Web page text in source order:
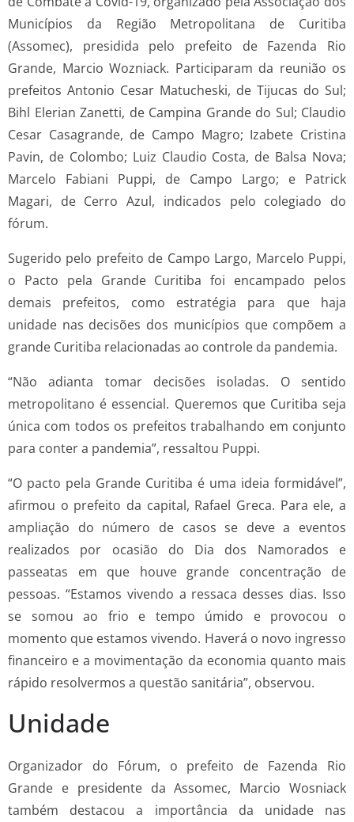
Municípios da Região Metropolitana de Curitiba
(Assomec), presidida pelo prefeito de Fazenda Rio
Grande, Marcio Wozniack. Participaram da reunião os
prefeitos Antonio Cesar Matucheski, de Tijucas do Sul;
Bihl Elerian Zanetti, de Campina Grande do Sul; Claudio
Cesar Casagrande, de Campo Magro; Izabete Cristina
Pavin, de Colombo; Luiz Claudio Costa, de Balsa Nova;
Marcelo Fabiani Puppi, de Campo Largo; e Patrick
Magari, de Cerro Azul, indicados pelo colegiado do
fórum.
Sugerido pelo prefeito de Campo Largo, Marcelo Puppi,
o Pacto pela Grande Curitiba foi encampado pelos
demais prefeitos, como estratégia para que haja
unidade nas decisões dos municípios que compõem a
grande Curitiba relacionadas ao controle da pandemia.
“Não adianta tomar decisões isoladas. O sentido
metropolitano é essencial. Queremos que Curitiba seja
única com todos os prefeitos trabalhando em conjunto
para conter a pandemia”, ressaltou Puppi.
“O pacto pela Grande Curitiba é uma ideia formidável”,
afirmou o prefeito da capital, Rafael Greca. Para ele, a
ampliação do número de casos se deve a eventos
realizados por ocasião do Dia dos Namorados e
passeatas em que houve grande concentração de
pessoas. “Estamos vivendo a ressaca desses dias. Isso
se somou ao frio e tempo úmido e provocou o
momento que estamos vivendo. Haverá o novo ingresso
financeiro e a movimentação da economia quanto mais
rápido resolvermos a questão sanitária”, observou.
Unidade
Organizador do Fórum, o prefeito de Fazenda Rio
Grande e presidente da Assomec, Marcio Wosniack
também destacou a importância da unidade nas